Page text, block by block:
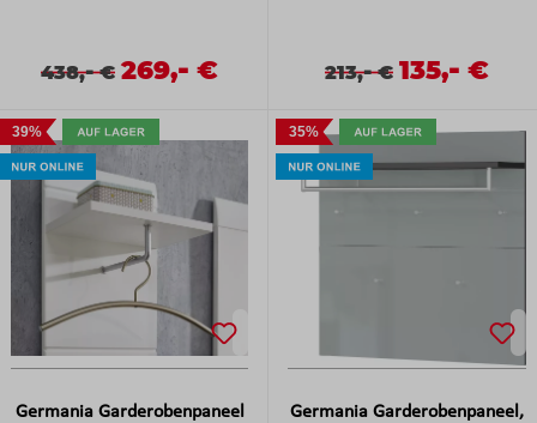
Verkaufspreis:
Regulärer Preis:
438,-€ Verkaufspreis:
269,- € Verkaufspreis:
Regulärer Preis:
213,-€ 135,- €
39%
Germania Garderobenpaneel
35%
Germania Garderobenpaneel,